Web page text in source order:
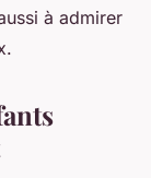
à admirer